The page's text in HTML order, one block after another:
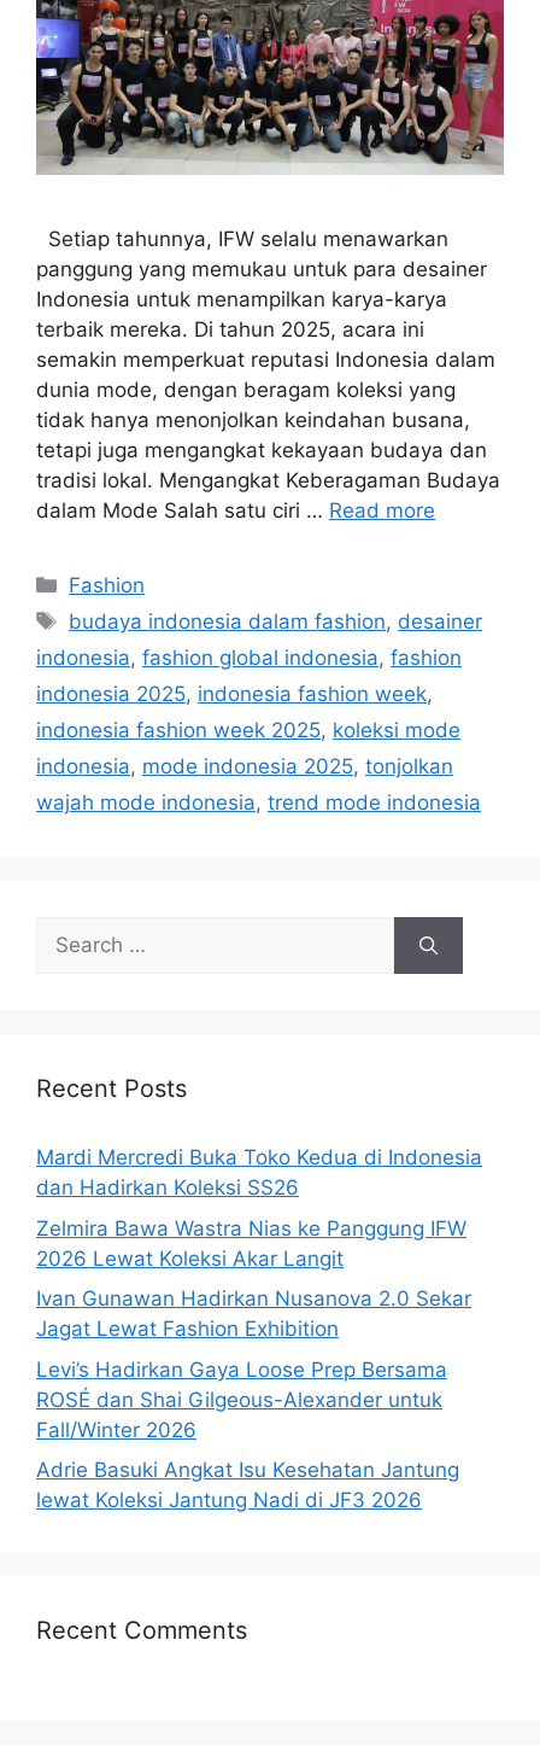
Setiap tahunnya, IFW selalu menawarkan
panggung yang memukau untuk para desainer
Indonesia untuk menampilkan karya-karya
terbaik mereka. Di tahun 2025, acara ini
semakin memperkuat reputasi Indonesia dalam
dunia mode, dengan beragam koleksi yang
tidak hanya menonjolkan keindahan busana,
tetapi juga mengangkat kekayaan budaya dan
tradisi lokal. Mengangkat Keberagaman Budaya
dalam Mode Salah satu ciri … Read more
Categories
Fashion
Tags
budaya indonesia dalam fashion, desainer
indonesia, fashion global indonesia, fashion
indonesia 2025, indonesia fashion week,
indonesia fashion week 2025, koleksi mode
indonesia, mode indonesia 2025, tonjolkan
wajah mode indonesia, trend mode indonesia
Search
for:
Recent Posts
Mardi Mercredi Buka Toko Kedua di Indonesia
dan Hadirkan Koleksi SS26
Zelmira Bawa Wastra Nias ke Panggung IFW
2026 Lewat Koleksi Akar Langit
Ivan Gunawan Hadirkan Nusanova 2.0 Sekar
Jagat Lewat Fashion Exhibition
Levi’s Hadirkan Gaya Loose Prep Bersama
ROSÉ dan Shai Gilgeous-Alexander untuk
Fall/Winter 2026
Adrie Basuki Angkat Isu Kesehatan Jantung
lewat Koleksi Jantung Nadi di JF3 2026
Recent Comments